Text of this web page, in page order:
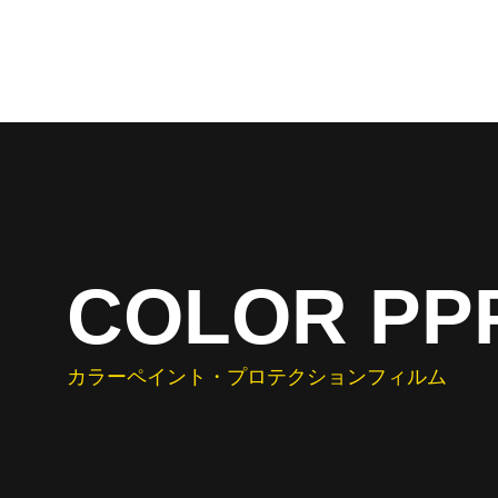
COLOR
カラーペイント・プロテクションフィルム